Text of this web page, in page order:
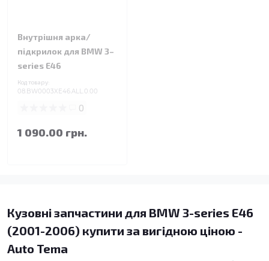
Внутрішня арка/
підкрилок для BMW 3–
series E46
Код товару:
08.BW0003XE46.ALL.0.00
0
1 090.00 грн.
Кузовні запчастини для BMW 3-series E46
(2001-2006) купити за вигідною ціною -
Auto Tema